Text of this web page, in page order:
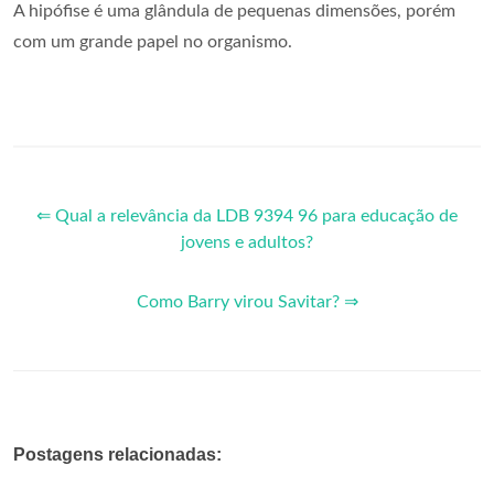
A hipófise é uma glândula de pequenas dimensões, porém
com um grande papel no organismo.
⇐ Qual a relevância da LDB 9394 96 para educação de
jovens e adultos?
Como Barry virou Savitar? ⇒
Postagens relacionadas: